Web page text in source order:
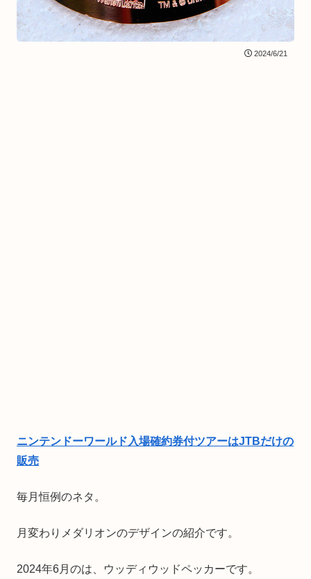
2024/6/21
ニンテンドーワールド入場確約券付ツアーはJTBだけの
販売
毎月恒例のネタ。
月変わりメダリオンのデザインの紹介です。
2024年6月のは、ウッディウッドペッカーです。